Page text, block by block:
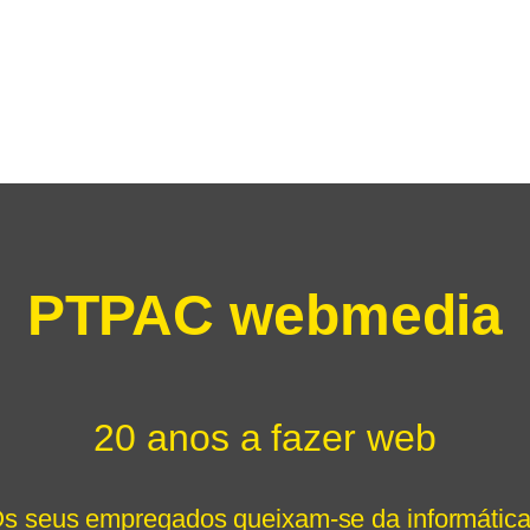
PTPAC webmedia
20 anos a fazer web
seus empregados queixam-se da